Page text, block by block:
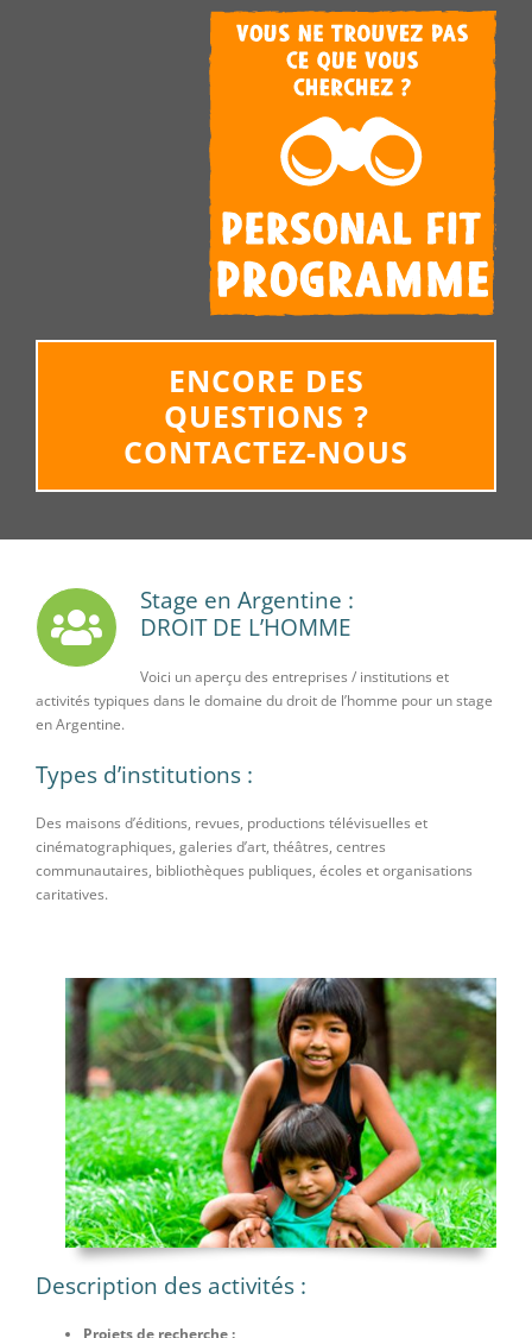
ENCORE DES
QUESTIONS ?
CONTACTEZ-NOUS
Stage en Argentine :
DROIT DE L’HOMME
Voici un aperçu des entreprises / institutions et
activités typiques dans le domaine du droit de l’homme pour un stage
en Argentine.
Types d’institutions :
Des maisons d’éditions, revues, productions télévisuelles et
cinématographiques, galeries d’art, théâtres, centres
communautaires, bibliothèques publiques, écoles et organisations
caritatives.
Description des activités :
Projets de recherche :